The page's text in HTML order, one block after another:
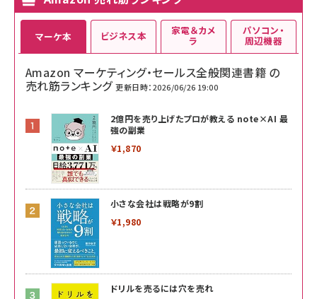
マーケ本
Amazon マーケティング・セールス全般関連書籍 の
売れ筋ランキング 更新日時：2026/06/26 19:00
2億円を売り上げたプロが教える note×AI 最
強の副業
￥1,870
小さな会社は戦略が9割
￥1,980
ドリルを売るには穴を売れ
ビジネス本 家電＆カメ
ラ
パソコン・
周辺機器